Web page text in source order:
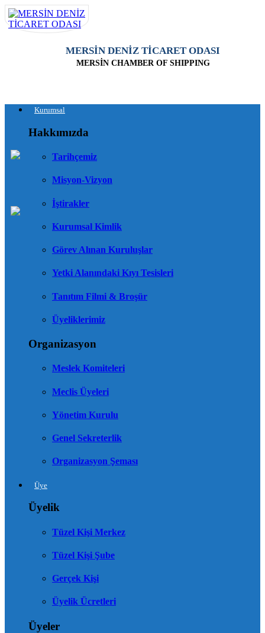
MERSİN DENİZ TİCARET ODASI
MERSİN CHAMBER OF SHIPPING
Kurumsal
Hakkımızda
Tarihçemiz
Misyon-Vizyon
İştirakler
Kurumsal Kimlik
Görev Alınan Kuruluşlar
Yetki Alanındaki Kıyı Tesisleri
Tanıtım Filmi & Broşür
Üyeliklerimiz
Organizasyon
Meslek Komiteleri
Meclis Üyeleri
Yönetim Kurulu
Genel Sekreterlik
Organizasyon Şeması
Üye
Üyelik
Tüzel Kişi Merkez
Tüzel Kişi Şube
Gerçek Kişi
Üyelik Ücretleri
Üyeler